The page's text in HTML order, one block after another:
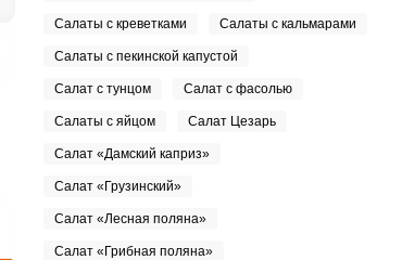
Салаты с креветками Салаты с кальмарами
Салаты с пекинской капустой
Салат с тунцом Салат с фасолью
Салаты с яйцом Салат Цезарь
Салат «Дамский каприз»
Салат «Грузинский»
Салат «Лесная поляна»
Салат «Грибная поляна»